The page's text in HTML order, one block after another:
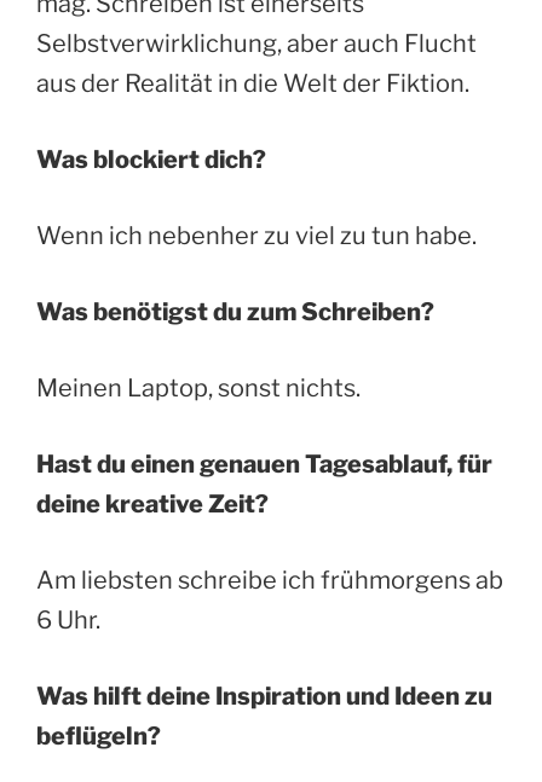
Selbstverwirklichung, aber auch Flucht
aus der Realität in die Welt der Fiktion.
Was blockiert dich?
Wenn ich nebenher zu viel zu tun habe.
Was benötigst du zum Schreiben?
Meinen Laptop, sonst nichts.
Hast du einen genauen Tagesablauf, für
deine kreative Zeit?
Am liebsten schreibe ich frühmorgens ab
6 Uhr.
Was hilft deine Inspiration und Ideen zu
beflügeln?